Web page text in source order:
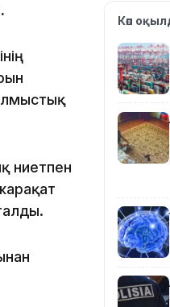
ниетпен
10:25
Көп